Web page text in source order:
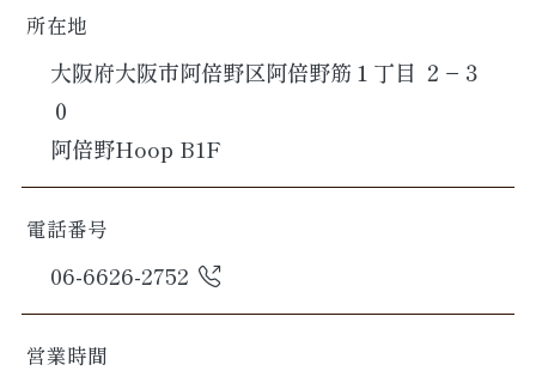
所在地
大阪府大阪市阿倍野区阿倍野筋１丁目 ２−３
０
阿倍野Hoop B1F
電話番号
06-6626-2752
営業時間